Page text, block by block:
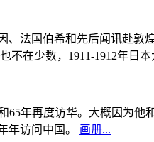
、法国伯希和先后闻讯赴
在少数，1911-1912年日
65年再度访华。大概因为
年访问中国。 画册...